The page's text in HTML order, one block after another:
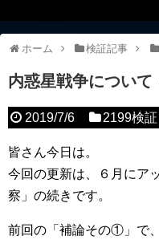
ホーム 検証記事
内惑星戦争につい
2019/7/6 2199検証
皆さん今日は。
今回の更新は、６月にア
察」の続きです。
前回の「補論その①」で